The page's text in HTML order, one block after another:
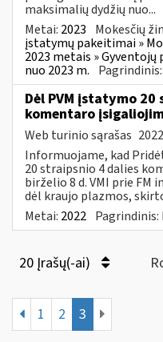
maksimalių dydžių nuo...
Metai: 2023 Mokesčių
įstatymų pakeitimai »
2023 metais »
nuo 2023 m. Pagrindinis:
Dėl PVM įstatymo
komentaro
Web turinio sąrašas
Informuojame, kad
20 straipsnio 4 dalies
birželio 8 d. VMI prie
dėl kraujo plazmos,
Metai: 2022 Pagrindinis:
20 Įrašų(-ai)
1 2 3